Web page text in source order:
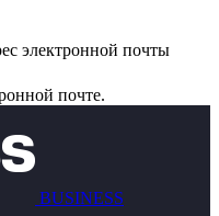
электронной почты
почте.
BUSINESS